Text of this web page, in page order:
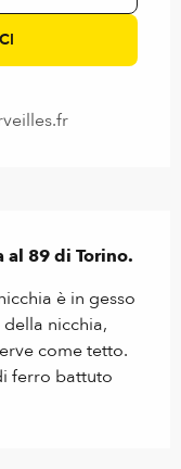
al 89 di Torino.
è in gesso
nicchia,
come tetto.
ferro battuto